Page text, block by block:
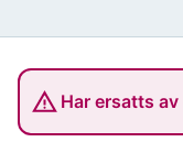
Har ersatts